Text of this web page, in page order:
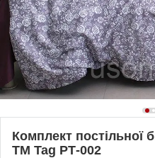
Комплект постільної
ТМ Tag РТ-002